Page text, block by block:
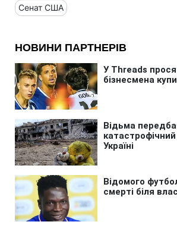
Сенат США